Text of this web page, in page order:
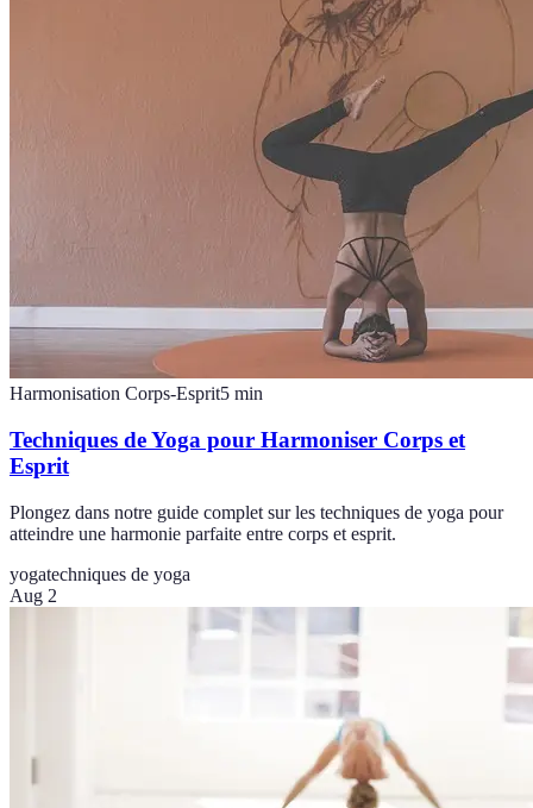
Harmonisation Corps-Esprit5 min
Techniques de Yoga pour Harmoniser Corps et
Esprit
Plongez dans notre guide complet sur les techniques de yoga pour
atteindre une harmonie parfaite entre corps et esprit.
yogatechniques de yoga
Aug 2